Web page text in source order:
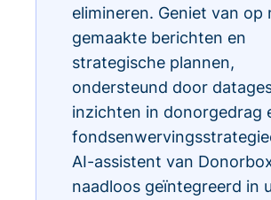
elimineren. Geniet van op
gemaakte berichten en
strategische plannen,
ondersteund door
inzichten in donorgedrag
AI-assistent van
naadloos geïntegreerd in